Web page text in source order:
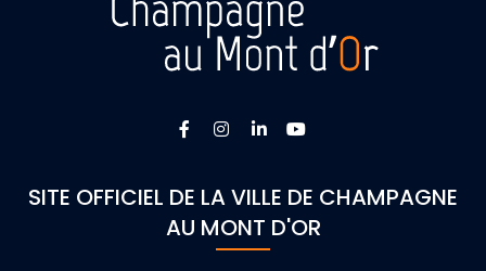
Lien vers le compte Facebook
Lien vers le compte
Lien vers le compte
SITE OFFICIEL DE LA VILLE DE CHAMPAGNE
AU MONT D'OR